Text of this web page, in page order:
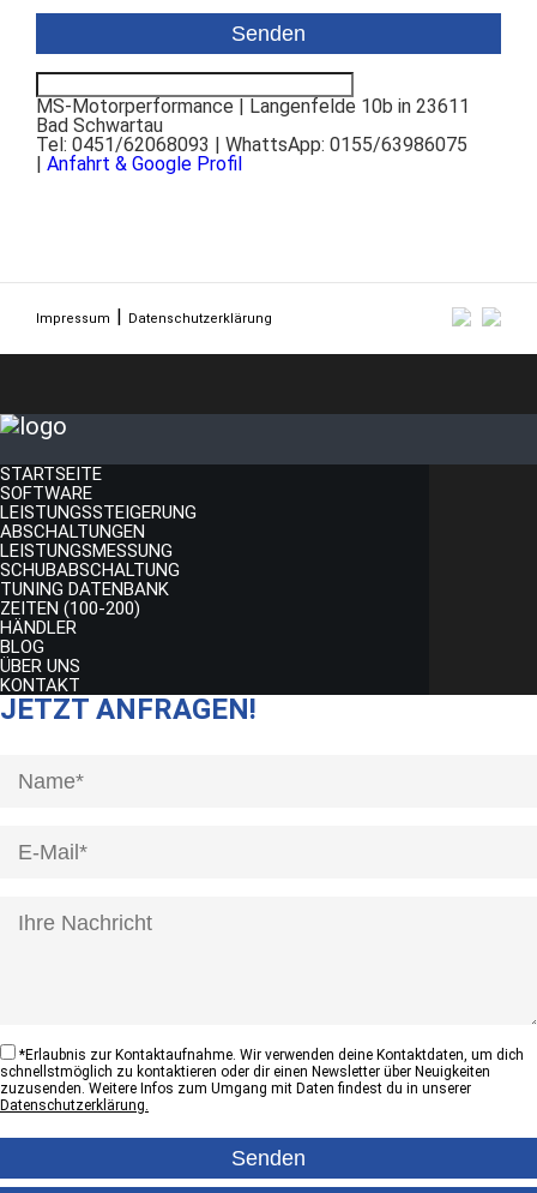
MS-Motorperformance | Langenfelde 10b in 23611
Bad Schwartau
Tel: 0451/62068093 | WhattsApp: 0155/63986075
| Anfahrt & Google Profil
Impressum Datenschutzerklärung
STARTSEITE
SOFTWARE
LEISTUNGSSTEIGERUNG
ABSCHALTUNGEN
LEISTUNGSMESSUNG
SCHUBABSCHALTUNG
TUNING DATENBANK
ZEITEN (100-200)
HÄNDLER
BLOG
ÜBER UNS
KONTAKT
JETZT ANFRAGEN!
*Erlaubnis zur Kontaktaufnahme. Wir verwenden deine Kontaktdaten, um dich
schnellstmöglich zu kontaktieren oder dir einen Newsletter über Neuigkeiten
zuzusenden. Weitere Infos zum Umgang mit Daten findest du in unserer
Datenschutzerklärung.